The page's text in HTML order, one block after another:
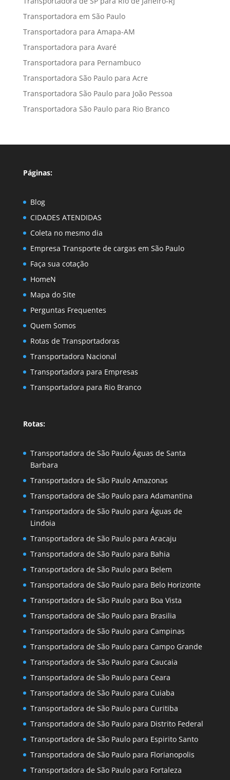
Transportadora em São Paulo
Transportadora para Amapa-AM
Transportadora para Avaré
Transportadora para Pernambuco
Transportadora São Paulo para Acre
Transportadora São Paulo para João Pessoa
Transportadora São Paulo para Rio Branco
Páginas:
Blog
CIDADES ATENDIDAS
Coleta no mesmo dia
Empresa Transporte de cargas em São Paulo
Faça sua cotação
HomeN
Mapa do Site
Perguntas Frequentes
Quem Somos
Rotas de Transportadoras
Transportadora Nacional
Transportadora para Empresas
Transportadora para Rio Branco
Rotas:
Transportadora de São Paulo Águas de Santa
Barbara
Transportadora de São Paulo Amazonas
Transportadora de São Paulo para Adamantina
Transportadora de São Paulo para Águas de
Lindoia
Transportadora de São Paulo para Aracaju
Transportadora de São Paulo para Bahia
Transportadora de São Paulo para Belem
Transportadora de São Paulo para Belo Horizonte
Transportadora de São Paulo para Boa Vista
Transportadora de São Paulo para Brasilia
Transportadora de São Paulo para Campinas
Transportadora de São Paulo para Campo Grande
Transportadora de São Paulo para Caucaia
Transportadora de São Paulo para Ceara
Transportadora de São Paulo para Cuiaba
Transportadora de São Paulo para Curitiba
Transportadora de São Paulo para Distrito Federal
Transportadora de São Paulo para Espirito Santo
Transportadora de São Paulo para Florianopolis
Transportadora de São Paulo para Fortaleza